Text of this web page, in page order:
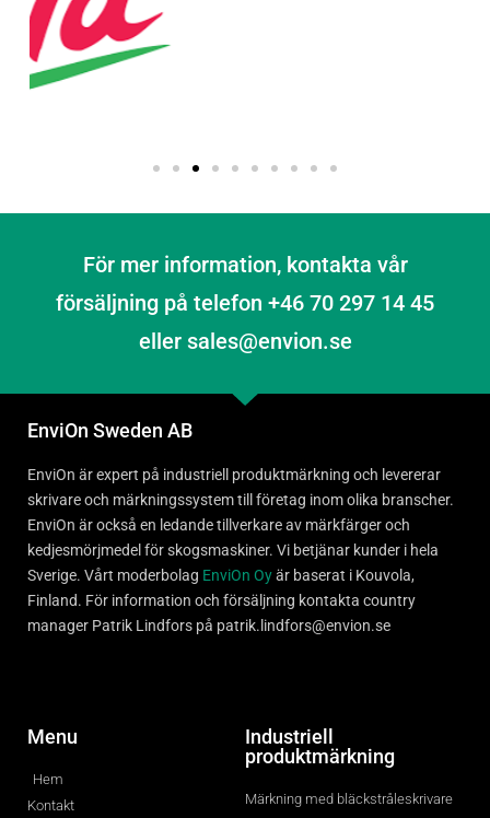
För mer information, kontakta vår
försäljning på telefon +46 70 297 14 45
eller sales@envion.se
EnviOn Sweden AB
EnviOn är expert på industriell produktmärkning och levererar
skrivare och märkningssystem till företag inom olika branscher.
EnviOn är också en ledande tillverkare av märkfärger och
kedjesmörjmedel för skogsmaskiner. Vi betjänar kunder i hela
Sverige. Vårt moderbolag EnviOn Oyär baserat i Kouvola,
Finland. För information och försäljning kontakta country
manager Patrik Lindfors på patrik.lindfors@envion.se
Menu
Hem
Kontakt
Industriell
produktmärkning
Märkning med bläckstråleskrivare